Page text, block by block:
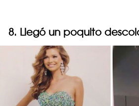
8. Llegó un poquito